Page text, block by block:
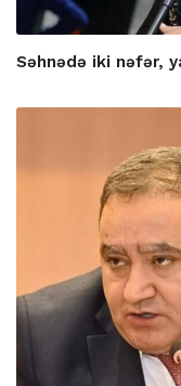
Səhnədə iki nəfər,